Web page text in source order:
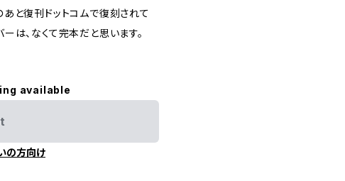
と復刊ドットコムで復刻されて
は、なくて完本だと思います。
available
の方向け